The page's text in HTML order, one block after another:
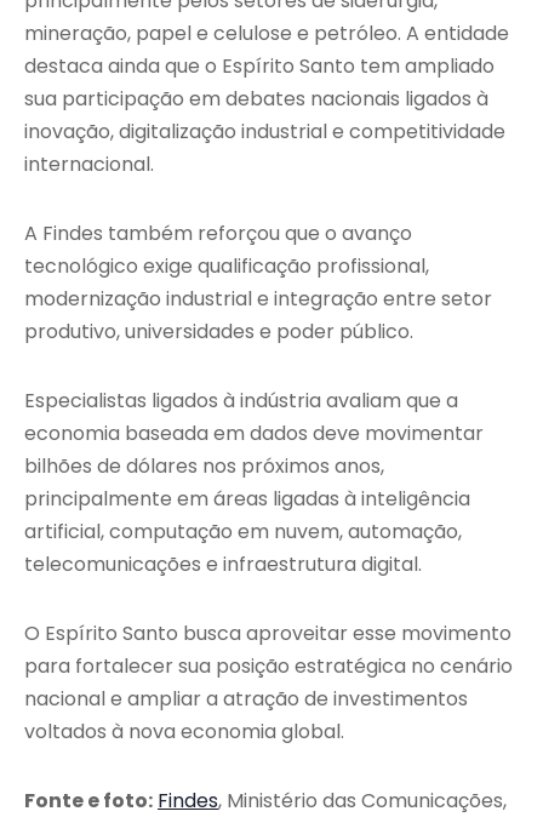
mineração, papel e celulose e petróleo. A entidade
destaca ainda que o Espírito Santo tem ampliado
sua participação em debates nacionais ligados à
inovação, digitalização industrial e competitividade
internacional.
A Findes também reforçou que o avanço
tecnológico exige qualificação profissional,
modernização industrial e integração entre setor
produtivo, universidades e poder público.
Especialistas ligados à indústria avaliam que a
economia baseada em dados deve movimentar
bilhões de dólares nos próximos anos,
principalmente em áreas ligadas à inteligência
artificial, computação em nuvem, automação,
telecomunicações e infraestrutura digital.
O Espírito Santo busca aproveitar esse movimento
para fortalecer sua posição estratégica no cenário
nacional e ampliar a atração de investimentos
voltados à nova economia global.
Fonte e foto: Findes, Ministério das Comunicações,